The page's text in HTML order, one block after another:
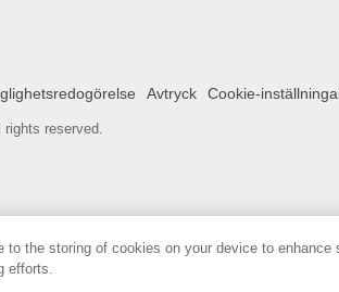
Avtryck Cookie-
reserved.
to the storing of cookies on your device to
efforts.